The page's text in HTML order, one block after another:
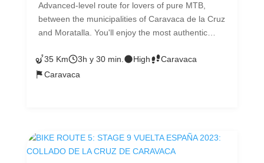
Advanced-level route for lovers of pure MTB,
between the municipalities of Caravaca de la Cruz
and Moratalla. You'll enjoy the most authentic
civilization where you'll test your fitness and your
skills on the bike. Dirt tracks, trails, paths... As the
Nevazo (26.4 km) - Nevazo de abajo (28.7 km) -
Fuente los frailes (31.0 km) - Templete (32.9 km)
35 Km 3h y 30 min. High
Caravaca
Caravaca